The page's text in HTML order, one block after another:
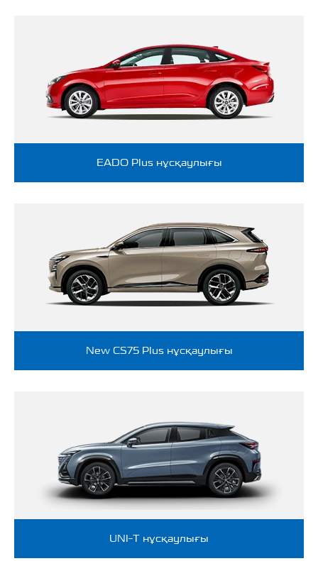
EADO Plus нұсқаулығы
New CS75 Plus нұсқаулығы
UNI-T нұсқаулығы